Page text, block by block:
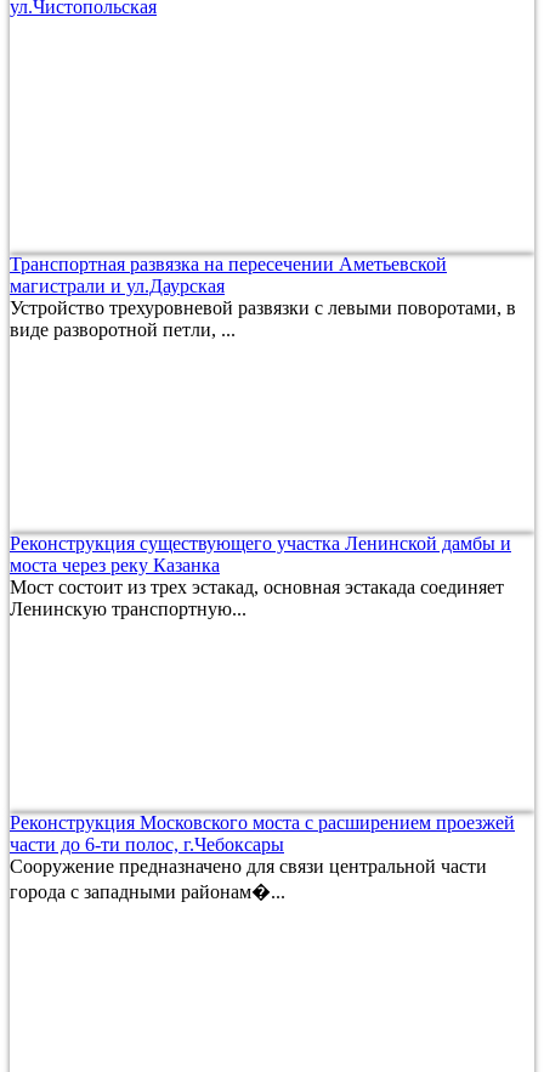
ул.Чистопольская
Транспортная развязка на пересечении Аметьевской
магистрали и ул.Даурская
Устройство трехуровневой развязки с левыми поворотами, в
виде разворотной петли, ...
Реконструкция существующего участка Ленинской дамбы и
моста через реку Казанка
Мост состоит из трех эстакад, основная эстакада соединяет
Ленинскую транспортную...
Реконструкция Московского моста с расширением проезжей
части до 6-ти полос, г.Чебоксары
Сооружение предназначено для связи центральной части
города с западными районам�...